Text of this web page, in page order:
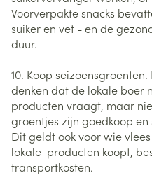
Voorverpakte snacks
suiker en vet - en de
duur.
10. Koop
denken dat de lokale boer
producten vraagt, maar
groentjes zijn goedkoop
Dit geldt ook voor wie
lokale producten koopt,
transportkosten.